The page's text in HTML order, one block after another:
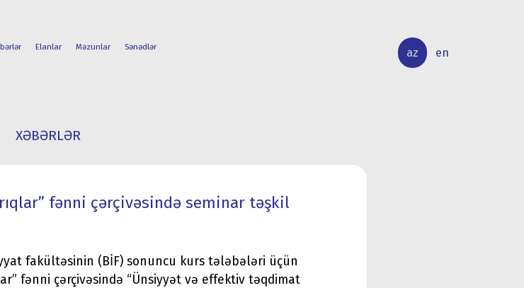
Elanlar Məzunlar Sənədlər az en
XƏBƏRLƏR
fənni çərçivəsində seminar təşkil
fakültəsinin (BİF) sonuncu kurs tələbələri üçün
fənni çərçivəsində “Ünsiyyət və effektiv təqdimat